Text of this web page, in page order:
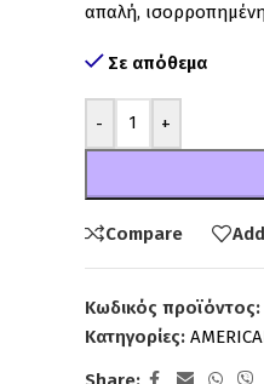
απαλή,
Σε απόθεμα
- +
Compare
Κωδικός προϊόντος:
Κατηγορίες: